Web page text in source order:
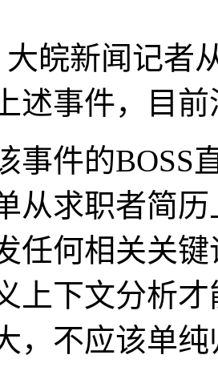
大皖新闻记者
述事件，目
事件的BOSS
从求职者简
任何相关关
上下文分析
，不应该单